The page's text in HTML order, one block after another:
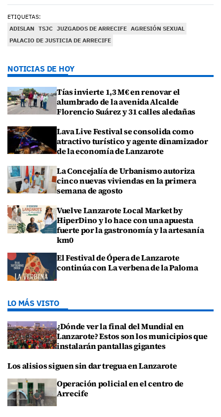
ETIQUETAS:
ADISLAN TSJC JUZGADOS DE ARRECIFE AGRESIÓN SEXUAL
PALACIO DE JUSTICIA DE ARRECIFE
NOTICIAS DE HOY
Tías invierte 1,3 M€ en renovar el
alumbrado de la avenida Alcalde
Florencio Suárez y 31 calles aledañas
Lava Live Festival se consolida como
atractivo turístico y agente dinamizador
de la economía de Lanzarote
La Concejalía de Urbanismo autoriza
cinco nuevas viviendas en la primera
semana de agosto
Vuelve Lanzarote Local Market by
HiperDino y lo hace con una apuesta
fuerte por la gastronomía y la artesanía
km0
El Festival de Ópera de Lanzarote
continúa con La verbena de la Paloma
LO MÁS VISTO
¿Dónde ver la final del Mundial en
Lanzarote? Estos son los municipios que
instalarán pantallas gigantes
Los alisios siguen sin dar tregua en Lanzarote
Operación policial en el centro de
Arrecife